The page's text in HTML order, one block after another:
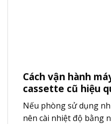
Cách vận hành
cassette cũ hiệu
Nếu phòng sử dụng
nên cài nhiệt độ bằng